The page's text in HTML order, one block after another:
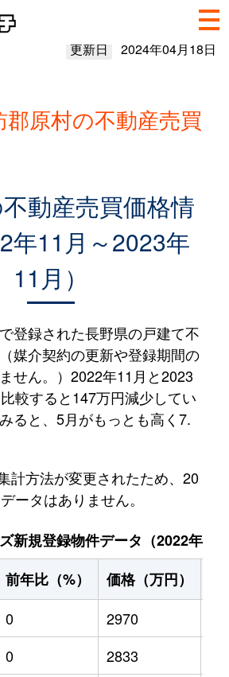
更新日 2024年04月18日
原村の不動産売買
動産売買価格情
年11月～2023年
11月）
登録された長野県の戸建て不
媒介契約の更新や登録期間の
せん。）2022年11月と2023
較すると147万円減少してい
ると、5月がもっとも高く7.
計方法が変更されたため、20
ータはありません。
新規登録物件データ（2022年11
前年比（%） 価格（万円）
0 2970
0 2833